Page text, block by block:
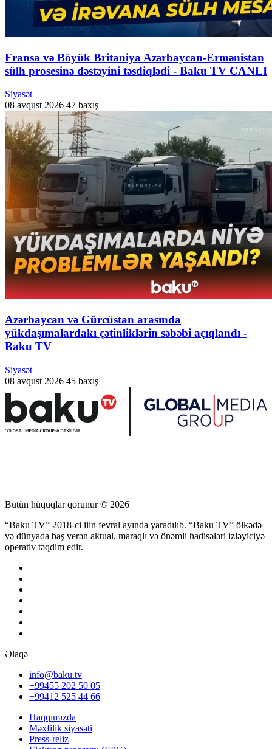
Fransa və Böyük Britaniya Azərbaycan-Ermənistan
sülh prosesinə dəstəyini təsdiqlədi - Baku TV CANLI
Siyasət
08 avqust 2026 47 baxış
Azərbaycan və Gürcüstan arasında
yükdaşımalardakı çətinliklərin səbəbi açıqlandı -
Baku TV
Siyasət
08 avqust 2026 45 baxış
Bütün hüquqlar qorunur © 2026
“Baku TV” 2018-ci ilin fevral ayında yaradılıb. “Baku TV” ölkədə
və dünyada baş verən aktual, maraqlı və önəmli hadisələri izləyiciyə
operativ təqdim edir.
Əlaqə
info@baku.tv
+99455 202 50 05
+99412 525 44 66
Haqqımızda
Məxfilik siyasəti
Press-reliz